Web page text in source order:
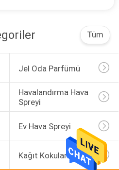
Spreyi
15
Tüm
Jel Oda Parfümü
Havalandırma Hava
Spreyi
Ev Hava Spreyi
Kağıt Kokuları